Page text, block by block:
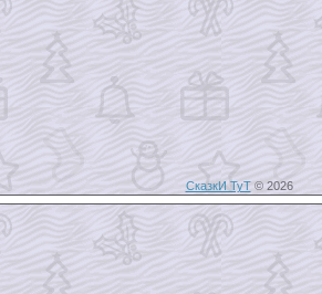
СказкИ ТуТ© 2026